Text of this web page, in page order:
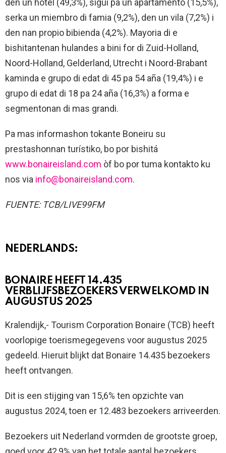
serka un miembro di famia (9,2%), den un vila (7,2%) i
den nan propio bibienda (4,2%). Mayoria di e
bishitantenan hulandes a bini for di Zuid-Holland,
Noord-Holland, Gelderland, Utrecht i Noord-Brabant
kaminda e grupo di edat di 45 pa 54 aña (19,4%) i e
grupo di edat di 18 pa 24 aña (16,3%) a forma e
segmentonan di mas grandi.
Pa mas informashon tokante Boneiru su
prestashonnan turístiko, bo por bishitá
www.bonaireisland.com òf bo por tuma kontakto ku
nos via info@bonaireisland.com.
FUENTE: TCB/LIVE99FM
NEDERLANDS:
BONAIRE HEEFT 14.435
VERBLIJFSBEZOEKERS VERWELKOMD IN
AUGUSTUS 2025
Kralendijk,- Tourism Corporation Bonaire (TCB) heeft
voorlopige toerismegegevens voor augustus 2025
gedeeld. Hieruit blijkt dat Bonaire 14.435 bezoekers
heeft ontvangen.
Dit is een stijging van 15,6% ten opzichte van
augustus 2024, toen er 12.483 bezoekers arriveerden.
Bezoekers uit Nederland vormden de grootste groep,